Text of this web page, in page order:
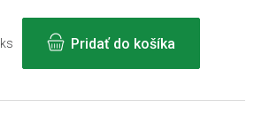
cena:
ks
Pridať do košíka